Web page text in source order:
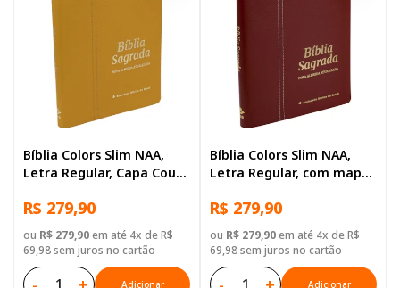
Bíblia Colors Slim NAA,
Letra Regular, Capa Couro
Laranja
R$ 279,90
ou R$ 279,90em até 4x de R$
69,98 sem juros no cartão
Adicionar
Bíblia Colors Slim NAA,
Letra Regular, com mapa,
Couro Legítimo Vermelha
R$ 279,90
ou R$ 279,90em até 4x de R$
69,98 sem juros no cartão
Adicionar